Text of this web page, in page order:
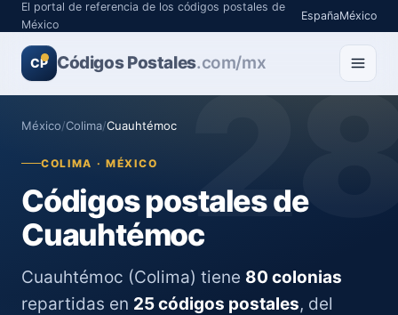
El portal de referencia de los códigos postales de
México
EspañaMéxico
CP Códigos Postales.com/mx
México/Colima/Cuauhtémoc
COLIMA · MÉXICO
Códigos postales de
Cuauhtémoc
Cuauhtémoc (Colima) tiene 80 colonias
repartidas en 25 códigos postales, del